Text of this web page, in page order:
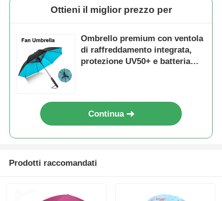
Ottieni il miglior prezzo per
Ombrello premium con ventola
di raffreddamento integrata,
protezione UV50+ e batteria
Continua
Prodotti raccomandati